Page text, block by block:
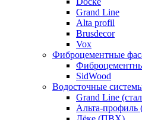
Grand Line
Alta profil
Brusdecor
Vox
Фиброцементные
SidWood
Водосточные
Grand Line
Альта-